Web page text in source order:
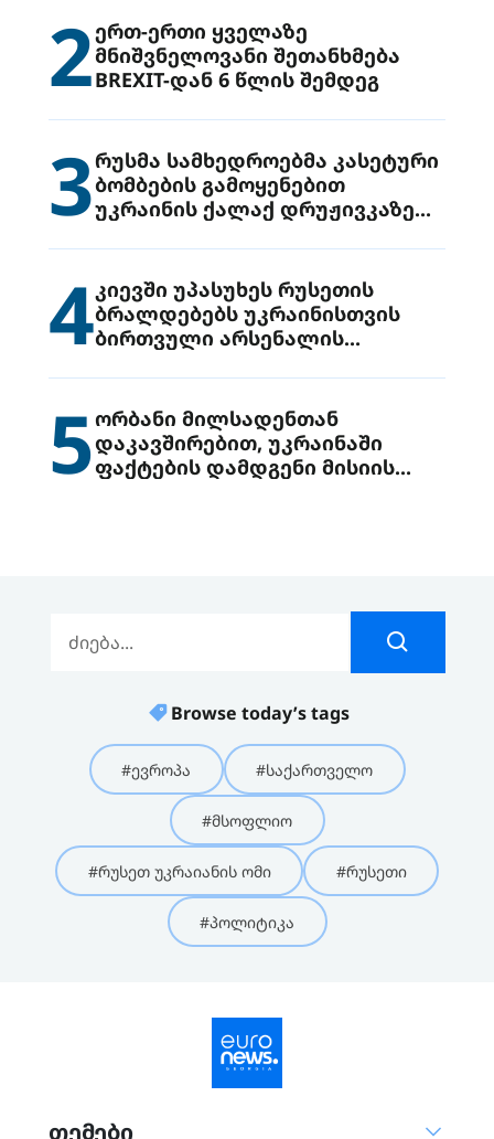
2ერთ-ერთი ყველაზე
მნიშვნელოვანი შეთანხმება
BREXIT-დან 6 წლის შემდეგ
3რუსმა სამხედროებმა კასეტური
ბომბების გამოყენებით
უკრაინის ქალაქ დრუჟივკაზე
4კიევში უპასუხეს რუსეთის
ბრალდებებს უკრაინისთვის
ბირთვული არსენალის
5ორბანი მილსადენთან
დაკავშირებით, უკრაინაში
ფაქტების დამდგენი მისიის
Browse today’s tags
#ევროპა #საქართველო
#მსოფლიო
#რუსეთ უკრაიანის ომი #რუსეთი
#პოლიტიკა
თემები